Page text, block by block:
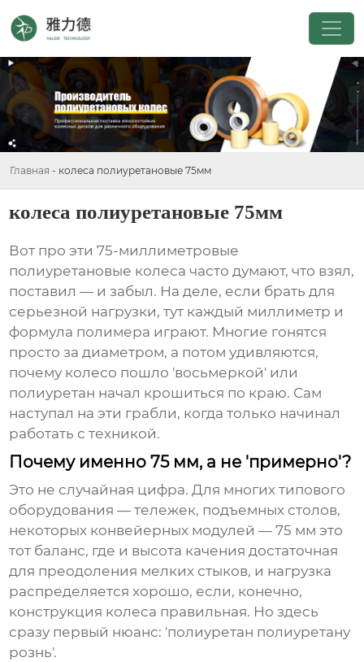
Главная - колеса полиуретановые 75мм
колеса полиуретановые 75мм
Вот про эти 75-миллиметровые
полиуретановые колеса часто думают, что взял,
поставил — и забыл. На деле, если брать для
серьезной нагрузки, тут каждый миллиметр и
формула полимера играют. Многие гонятся
просто за диаметром, а потом удивляются,
почему колесо пошло 'восьмеркой' или
полиуретан начал крошиться по краю. Сам
наступал на эти грабли, когда только начинал
работать с техникой.
Почему именно 75 мм, а не 'примерно'?
Это не случайная цифра. Для многих типового
оборудования — тележек, подъемных столов,
некоторых конвейерных модулей — 75 мм это
тот баланс, где и высота качения достаточная
для преодоления мелких стыков, и нагрузка
распределяется хорошо, если, конечно,
конструкция колеса правильная. Но здесь
сразу первый нюанс: 'полиуретан полиуретану
рознь'.